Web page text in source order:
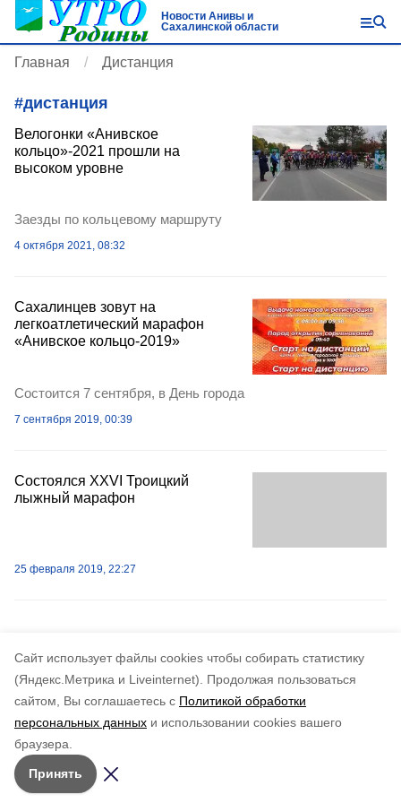
Cайт использует файлы cookies чтобы собирать статистику
(Яндекс.Метрика и Liveinternet).
Продолжая пользоваться
сайтом, Вы соглашаетесь с Политикой обработки
персональных данных и использовании cookies вашего
браузера.
Принять
Новости Анивы и
Сахалинской области
Главная Дистанция
#дистанция
Велогонки «Анивское
кольцо»-2021 прошли на
высоком уровне
Заезды по кольцевому маршруту
4 октября 2021, 08:32
Сахалинцев зовут на
легкоатлетический марафон
«Анивское кольцо-2019»
Состоится 7 сентября, в День города
7 сентября 2019, 00:39
Состоялся XXVI Троицкий
лыжный марафон
25 февраля 2019, 22:27